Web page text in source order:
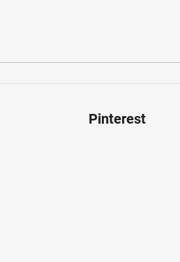
Pinterest